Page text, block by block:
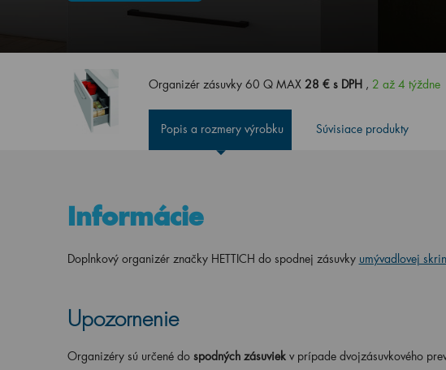
Organizér zásuvky 60 Q MAX28 € s DPH , 2 až 4 týždne
Popis a rozmery výrobku Súvisiace produkty
Informácie
Doplnkový organizér značky HETTICH do spodnej zásuvky umývadlovej
Upozornenie
Organizéry sú určené do spodných zásuviekv prípade dvojzásuvkového